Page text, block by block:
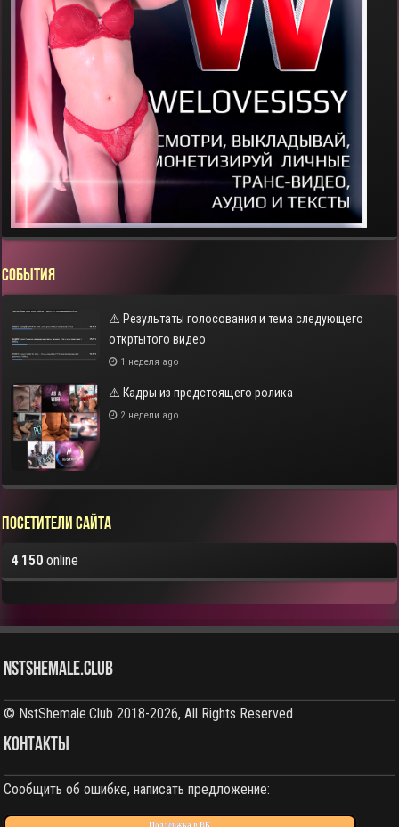
СОБЫТИЯ
⚠️ Результаты голосования и тема следующего
откртытого видео
1 неделя ago
⚠️ Кадры из предстоящего ролика
2 недели ago
Посетители сайта
4 150 online
NstShemale.Club
© NstShemale.Club 2018-2026, All Rights Reserved
КОНТАКТЫ
Сообщить об ошибке, написать предложение:
Поддержка в ВК